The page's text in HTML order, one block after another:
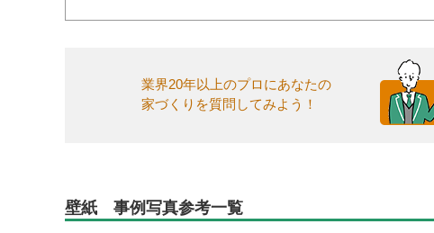
業界20年以上のプロにあなたの
家づくりを質問してみよう！
壁紙 事例写真参考一覧